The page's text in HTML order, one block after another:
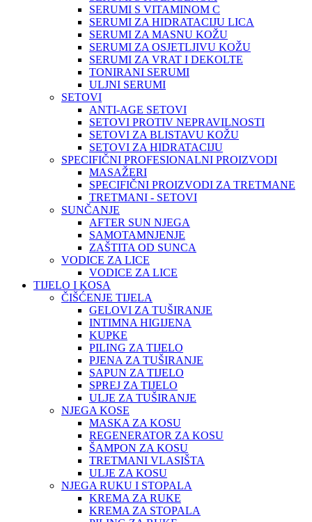
SERUMI S VITAMINOM C
SERUMI ZA HIDRATACIJU LICA
SERUMI ZA MASNU KOŽU
SERUMI ZA OSJETLJIVU KOŽU
SERUMI ZA VRAT I DEKOLTE
TONIRANI SERUMI
ULJNI SERUMI
SETOVI
ANTI-AGE SETOVI
SETOVI PROTIV NEPRAVILNOSTI
SETOVI ZA BLISTAVU KOŽU
SETOVI ZA HIDRATACIJU
SPECIFIČNI PROFESIONALNI PROIZVODI
MASAŽERI
SPECIFIČNI PROIZVODI ZA TRETMANE
TRETMANI - SETOVI
SUNČANJE
AFTER SUN NJEGA
SAMOTAMNJENJE
ZAŠTITA OD SUNCA
VODICE ZA LICE
VODICE ZA LICE
TIJELO I KOSA
ČIŠĆENJE TIJELA
GELOVI ZA TUŠIRANJE
INTIMNA HIGIJENA
KUPKE
PILING ZA TIJELO
PJENA ZA TUŠIRANJE
SAPUN ZA TIJELO
SPREJ ZA TIJELO
ULJE ZA TUŠIRANJE
NJEGA KOSE
MASKA ZA KOSU
REGENERATOR ZA KOSU
ŠAMPON ZA KOSU
TRETMANI VLASIŠTA
ULJE ZA KOSU
NJEGA RUKU I STOPALA
KREMA ZA RUKE
KREMA ZA STOPALA